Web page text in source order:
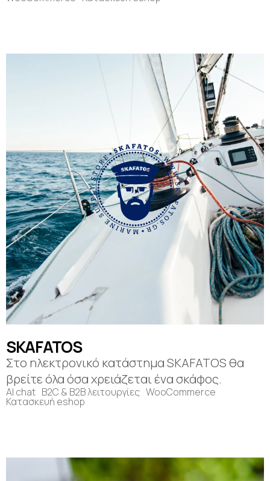
SKAFATOS
Στο ηλεκτρονικό κατάστημα SKAFATOS θα
βρείτε όλα όσα χρειάζεται ένα σκάφος.
AI chat B2C & B2B λειτουργίες WooCommerce
Κατασκευή eshop